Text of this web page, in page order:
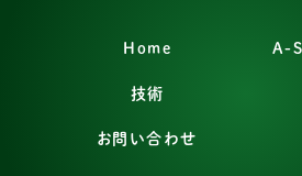
Home A-
技術
お問い合わせ